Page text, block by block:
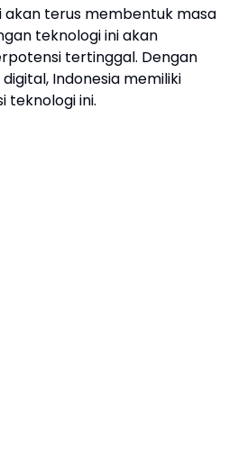
terus membentuk masa
teknologi ini akan
tertinggal. Dengan
Indonesia memiliki
teknologi ini.